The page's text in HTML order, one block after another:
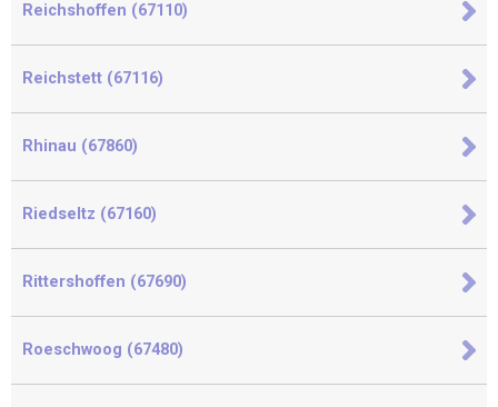
Reichshoffen (67110)
Reichstett (67116)
Rhinau (67860)
Riedseltz (67160)
Rittershoffen (67690)
Roeschwoog (67480)